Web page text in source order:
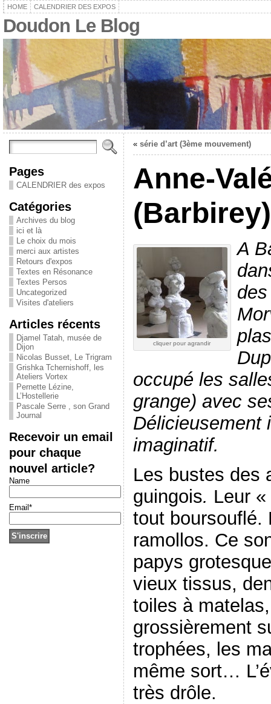
HOME CALENDRIER DES EXPOS
Doudon Le Blog
Pages
CALENDRIER des expos
Catégories
Archives du blog
ici et là
Le choix du mois
merci aux artistes
Retours d'expos
Textes en Résonance
Textes Persos
Uncategorized
Visites d'ateliers
Articles récents
Djamel Tatah, musée de
Dijon
Nicolas Busset, Le Trigram
Grishka Tchernishoff, les
Ateliers Vortex
Pernette Lézine,
L’Hostellerie
Pascale Serre , son Grand
Journal
Recevoir un email
pour chaque
nouvel article?
Name
Email*
« série d’art (3ème mouvement)
Anne-
(Barbirey)
cliquer pour agrandir
A
occupé les
grange) avec
Délicieusement
imaginatif.
Les bustes des
guingois. Leur
tout boursouflé.
ramollos. Ce
papys
vieux tissus,
toiles à
grossièrement
trophées, les
même sort…
très drôle.